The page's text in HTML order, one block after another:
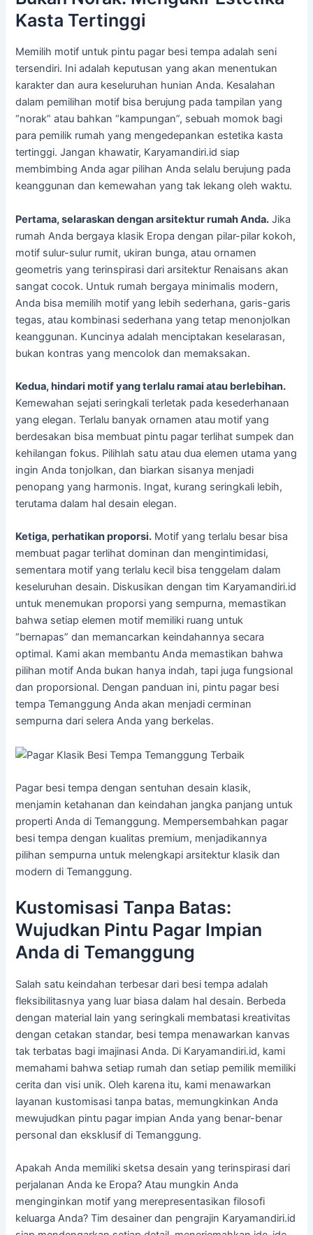
Kasta Tertinggi
Memilih motif untuk pintu pagar besi tempa adalah seni
tersendiri. Ini adalah keputusan yang akan menentukan
karakter dan aura keseluruhan hunian Anda. Kesalahan
dalam pemilihan motif bisa berujung pada tampilan yang
“norak” atau bahkan “kampungan”, sebuah momok bagi
para pemilik rumah yang mengedepankan estetika kasta
tertinggi. Jangan khawatir, Karyamandiri.id siap
membimbing Anda agar pilihan Anda selalu berujung pada
keanggunan dan kemewahan yang tak lekang oleh waktu.
Pertama, selaraskan dengan arsitektur rumah Anda. Jika
rumah Anda bergaya klasik Eropa dengan pilar-pilar kokoh,
motif sulur-sulur rumit, ukiran bunga, atau ornamen
geometris yang terinspirasi dari arsitektur Renaisans akan
sangat cocok. Untuk rumah bergaya minimalis modern,
Anda bisa memilih motif yang lebih sederhana, garis-garis
tegas, atau kombinasi sederhana yang tetap menonjolkan
keanggunan. Kuncinya adalah menciptakan keselarasan,
bukan kontras yang mencolok dan memaksakan.
Kedua, hindari motif yang terlalu ramai atau berlebihan.
Kemewahan sejati seringkali terletak pada kesederhanaan
yang elegan. Terlalu banyak ornamen atau motif yang
berdesakan bisa membuat pintu pagar terlihat sumpek dan
kehilangan fokus. Pilihlah satu atau dua elemen utama yang
ingin Anda tonjolkan, dan biarkan sisanya menjadi
penopang yang harmonis. Ingat, kurang seringkali lebih,
terutama dalam hal desain elegan.
Ketiga, perhatikan proporsi. Motif yang terlalu besar bisa
membuat pagar terlihat dominan dan mengintimidasi,
sementara motif yang terlalu kecil bisa tenggelam dalam
keseluruhan desain. Diskusikan dengan tim Karyamandiri.id
untuk menemukan proporsi yang sempurna, memastikan
bahwa setiap elemen motif memiliki ruang untuk
“bernapas” dan memancarkan keindahannya secara
optimal. Kami akan membantu Anda memastikan bahwa
pilihan motif Anda bukan hanya indah, tapi juga fungsional
dan proporsional. Dengan panduan ini, pintu pagar besi
tempa Temanggung Anda akan menjadi cerminan
sempurna dari selera Anda yang berkelas.
Pagar besi tempa dengan sentuhan desain klasik,
menjamin ketahanan dan keindahan jangka panjang untuk
properti Anda di Temanggung. Mempersembahkan pagar
besi tempa dengan kualitas premium, menjadikannya
pilihan sempurna untuk melengkapi arsitektur klasik dan
modern di Temanggung.
Kustomisasi Tanpa Batas:
Wujudkan Pintu Pagar Impian
Anda di Temanggung
Salah satu keindahan terbesar dari besi tempa adalah
fleksibilitasnya yang luar biasa dalam hal desain. Berbeda
dengan material lain yang seringkali membatasi kreativitas
dengan cetakan standar, besi tempa menawarkan kanvas
tak terbatas bagi imajinasi Anda. Di Karyamandiri.id, kami
memahami bahwa setiap rumah dan setiap pemilik memiliki
cerita dan visi unik. Oleh karena itu, kami menawarkan
layanan kustomisasi tanpa batas, memungkinkan Anda
mewujudkan pintu pagar impian Anda yang benar-benar
personal dan eksklusif di Temanggung.
Apakah Anda memiliki sketsa desain yang terinspirasi dari
perjalanan Anda ke Eropa? Atau mungkin Anda
menginginkan motif yang merepresentasikan filosofi
keluarga Anda? Tim desainer dan pengrajin Karyamandiri.id